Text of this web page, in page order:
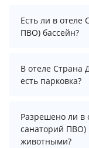
Заезд возможен
осуществить до
Есть ли в
ПВО) бассейн?
В отеле Страна
открытый
В отеле
есть парковка?
В отеле Страна
парковка,
бронированием
Разрешено ли в
санаторий
животными?